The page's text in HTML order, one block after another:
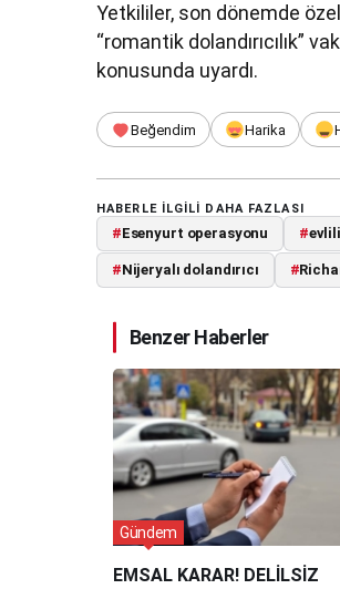
Yetkililer, son dönemde
“romantik dolandırıcılık”
konusunda uyardı.
Beğendim Harika
HABERLE ILGILI DAHA FAZLASI
#Esenyurt operasyonu #
#Nijeryalı dolandırıcı #
Benzer Haberler
EMSAL KARAR! DELİLSİZ
Gündem